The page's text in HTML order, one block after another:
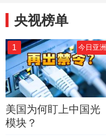
央视榜单
1 今日亚洲
美国为何盯上中国光
模块？